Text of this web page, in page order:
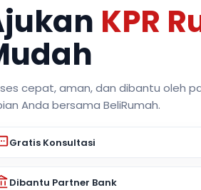
KPR
cepat, aman, dan dibantu oleh
Anda bersama BeliRumah.
Gratis Konsultasi
Dibantu Partner Bank